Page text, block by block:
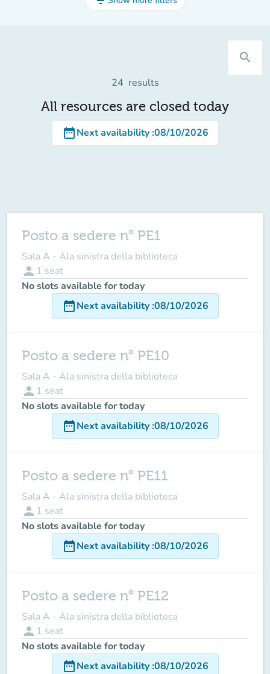
search
24 results
All resources are closed today
date_rangeNext availability:08/10/2026
Posto a sedere n° PE1
Sala A - Ala sinistra della biblioteca
person 1 seat
No slots available for today
date_rangeNext availability:08/10/2026
Posto a sedere n° PE10
Sala A - Ala sinistra della biblioteca
person 1 seat
No slots available for today
date_rangeNext availability:08/10/2026
Posto a sedere n° PE11
Sala A - Ala sinistra della biblioteca
person 1 seat
No slots available for today
date_rangeNext availability:08/10/2026
Posto a sedere n° PE12
Sala A - Ala sinistra della biblioteca
person 1 seat
No slots available for today
date_rangeNext availability:08/10/2026